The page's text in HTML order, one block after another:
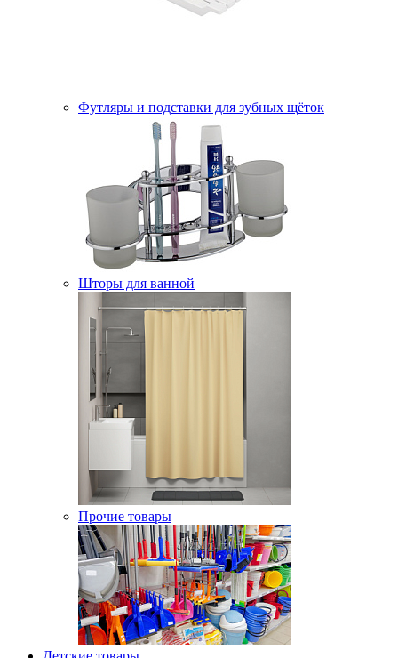
Футляры и подставки для зубных щёток
Шторы для ванной
Прочие товары